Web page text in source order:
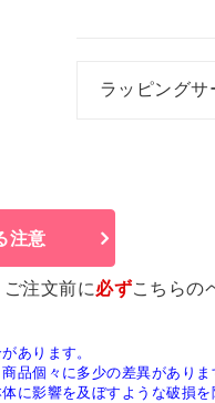
ラッピングサ
注意
注文前に必ずこちらの
あります。
品個々に多少の差異がありま
に影響を及ぼすような破損